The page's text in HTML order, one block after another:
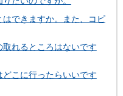
できますか。また、コピ
れるところはないです
こに行ったらいいです